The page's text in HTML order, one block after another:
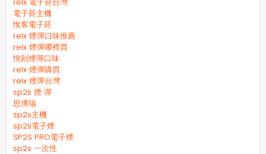
電子菸主機
悅客電子菸
relx 煙彈口味推薦
relx 煙彈哪裡買
悅刻煙彈口味
relx 煙彈購買
relx 煙彈台灣
sp2s 煙 彈​
思博瑞
sp2s主機
sp2s電子煙
SP2S PRO電子煙
sp2s 一次性